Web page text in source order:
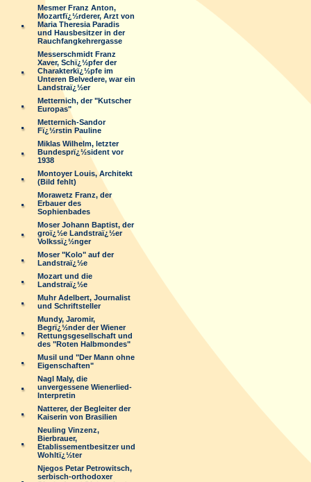
Mesmer Franz Anton,
Mozartfï¿½rderer, Arzt von
Maria Theresia Paradis
und Hausbesitzer in der
Rauchfangkehrergasse
Messerschmidt Franz
Xaver, Schï¿½pfer der
Charakterkï¿½pfe im
Unteren Belvedere, war ein
Landstraï¿½er
Metternich, der "Kutscher
Europas"
Metternich-Sandor
Fï¿½rstin Pauline
Miklas Wilhelm, letzter
Bundesprï¿½sident vor
1938
Montoyer Louis, Architekt
(Bild fehlt)
Morawetz Franz, der
Erbauer des
Sophienbades
Moser Johann Baptist, der
groï¿½e Landstraï¿½er
Volkssï¿½nger
Moser "Kolo" auf der
Landstraï¿½e
Mozart und die
Landstraï¿½e
Muhr Adelbert, Journalist
und Schriftsteller
Mundy, Jaromir,
Begrï¿½nder der Wiener
Rettungsgesellschaft und
des "Roten Halbmondes"
Musil und "Der Mann ohne
Eigenschaften"
Nagl Maly, die
unvergessene Wienerlied-
Interpretin
Natterer, der Begleiter der
Kaiserin von Brasilien
Neuling Vinzenz,
Bierbrauer,
Etablissementbesitzer und
Wohltï¿½ter
Njegos Petar Petrowitsch,
serbisch-orthodoxer